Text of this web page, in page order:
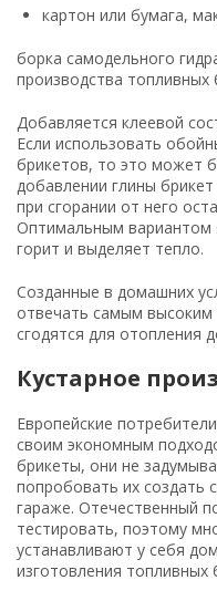
картон или бумага,
борка самодельного
производства топливных
Добавляется клеевой
Если использовать
брикетов, то это может
добавлении глины
при сгорании от него
Оптимальным вариантом
горит и выделяет тепло.
Созданные в домашних
отвечать самым
сгодятся для отопления
Кустарное
Европейские
своим экономным
брикеты, они не
попробовать их создать
гараже. Отечественный
тестировать, поэтому
устанавливают у себя
изготовления топливных